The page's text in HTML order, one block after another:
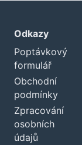
Odkazy
Poptávkový
formulář
Obchodní
podmínky
Zpracování
osobních
údajů